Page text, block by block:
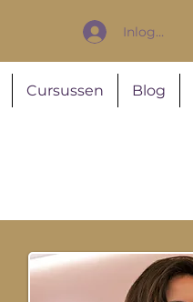
Cursussen Blog
Inloggen